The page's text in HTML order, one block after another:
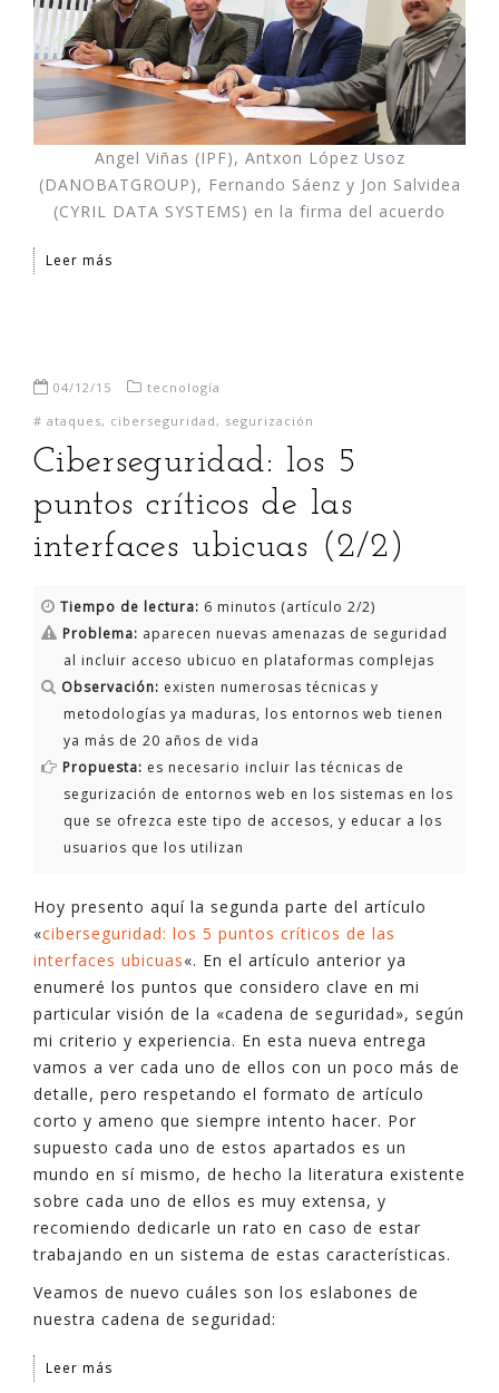
Angel Viñas (IPF), Antxon López Usoz
(DANOBATGROUP), Fernando Sáenz y Jon Salvidea
(CYRIL DATA SYSTEMS) en la firma del acuerdo
Leer más
04/12/15
tecnología
# ataques, ciberseguridad , segurización
Ciberseguridad: los 5
puntos críticos de las
interfaces ubicuas (2/2)
Tiempo de lectura: 6 minutos (artículo 2/2)
Problema: aparecen nuevas amenazas de seguridad
al incluir acceso ubicuo en plataformas complejas
Observación: existen numerosas técnicas y
metodologías ya maduras, los entornos web tienen
ya más de 20 años de vida
Propuesta: es necesario incluir las técnicas de
segurización de entornos web en los sistemas en los
que se ofrezca este tipo de accesos, y educar a los
usuarios que los utilizan
Hoy presento aquí la segunda parte del artículo
«ciberseguridad: los 5 puntos críticos de las
interfaces ubicuas«. En el artículo anterior ya
enumeré los puntos que considero clave en mi
particular visión de la «cadena de seguridad», según
mi criterio y experiencia. En esta nueva entrega
vamos a ver cada uno de ellos con un poco más de
detalle, pero respetando el formato de artículo
corto y ameno que siempre intento hacer. Por
supuesto cada uno de estos apartados es un
mundo en sí mismo, de hecho la literatura existente
sobre cada uno de ellos es muy extensa, y
recomiendo dedicarle un rato en caso de estar
trabajando en un sistema de estas características.
Veamos de nuevo cuáles son los eslabones de
nuestra cadena de seguridad:
Leer más